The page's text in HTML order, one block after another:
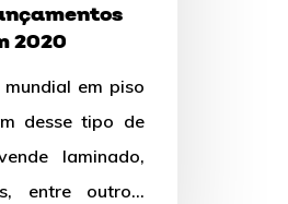
2020
em piso
desse tipo de
laminado,
entre outros.